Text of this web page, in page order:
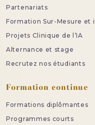
Partenariats
Formation Sur-Mesure et
Projets Clinique de l’IA
Alternance et stage
Recrutez nos étudiants
Formation continue
Formations diplômantes
Programmes courts